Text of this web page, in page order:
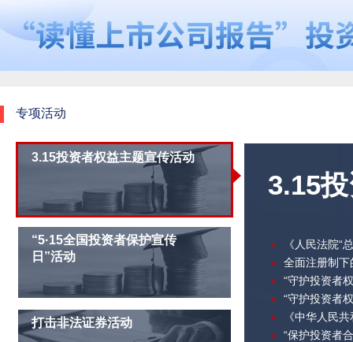
专项活动
3.15投资者权益主题宣传活动
“5·15全国投资者保护宣传
日”活动
打击非法证券活动
3.15
《人民法院“
全面注册制
“守护投资者
“守护投资者
《中华人民
“保护投资者